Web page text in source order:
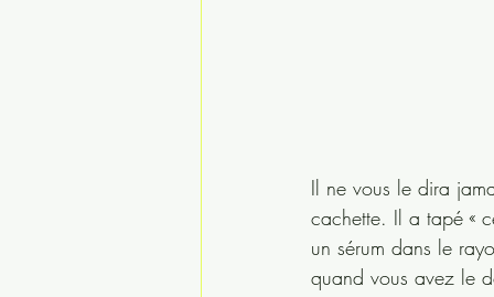
Il ne vous le dira
cachette. Il a tapé «
un sérum dans le
quand vous avez le